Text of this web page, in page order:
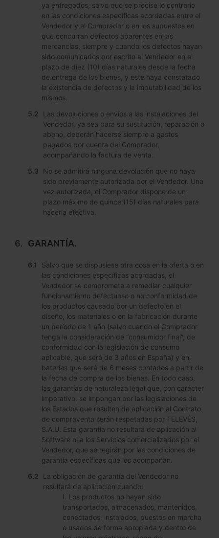
ya entregados, salvo que se precise lo contrario
en las condiciones específicas acordadas entre el
Vendedor y el Comprador o en los supuestos en
que concurran defectos aparentes en las
mercancías, siempre y cuando los defectos hayan
sido comunicados por escrito al Vendedor en el
plazo de diez (10) días naturales desde la fecha
de entrega de los bienes, y este haya constatado
la existencia de defectos y la imputabilidad de los
mismos.
Las devoluciones o envíos a las instalaciones del
Vendedor, ya sea para su sustitución, reparación o
abono, deberán hacerse siempre a gastos
pagados por cuenta del Comprador,
acompañando la factura de venta.
No se admitirá ninguna devolución que no haya
sido previamente autorizada por el Vendedor. Una
vez autorizada, el Comprador dispone de un
plazo máximo de quince (15) días naturales para
hacerla efectiva.
GARANTÍA.
Salvo que se dispusiese otra cosa en la oferta o en
las condiciones específicas acordadas, el
Vendedor se compromete a remediar cualquier
funcionamiento defectuoso o no conformidad de
los productos causado por un defecto en el
diseño, los materiales o en la fabricación durante
un período de 1 año (salvo cuando el Comprador
tenga la consideración de “consumidor final”, de
conformidad con la legislación de consumo
aplicable, que será de 3 años en España) y en
baterías que será de 6 meses contados a partir de
la fecha de compra de los bienes. En todo caso,
las garantías de naturaleza legal que, con carácter
imperativo, se impongan por las legislaciones de
los Estados que resulten de aplicación al Contrato
de compraventa serán respetadas por TELEVÉS,
S.A.U. Esta garantía no resultará de aplicación al
Software ni a los Servicios comercializados por el
Vendedor, que se regirán por las condiciones de
garantía específicas que los acompañan.
La obligación de garantía del Vendedor no
resultará de aplicación cuando:
I. Los productos no hayan sido
transportados, almacenados, mantenidos,
conectados, instalados, puestos en marcha
o usados de forma apropiada y dentro de